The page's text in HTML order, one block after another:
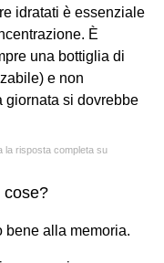
idratati è essenziale
È
una bottiglia di
e non
giornata si dovrebbe
la risposta completa su
cose?
bene alla memoria.